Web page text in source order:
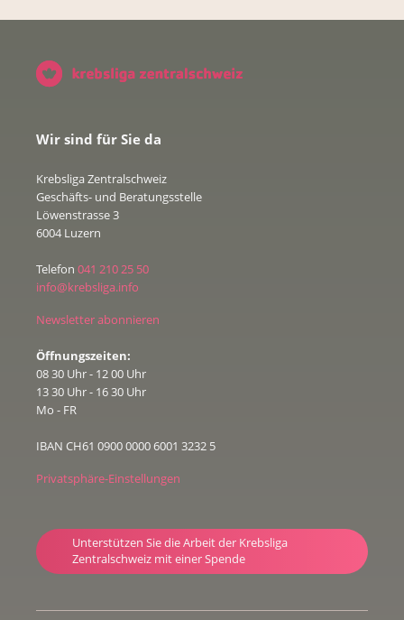
Wir sind für Sie da
Krebsliga Zentralschweiz
Geschäfts- und Beratungsstelle
Löwenstrasse 3
6004 Luzern
Telefon 041 210 25 50
info@krebsliga.info
Newsletter abonnieren
Öffnungszeiten:
08 30 Uhr - 12 00 Uhr
13 30 Uhr - 16 30 Uhr
Mo - FR
IBAN CH61 0900 0000 6001 3232 5
Privatsphäre-Einstellungen
Unterstützen Sie die Arbeit der Krebsliga
Zentralschweiz mit einer Spende